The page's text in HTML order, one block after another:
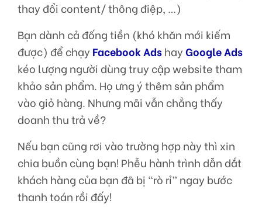
thay đổi content/ thông điệp, …)
Bạn dành cả đống tiền (khó khăn mới kiếm
được) để chạy Facebook AdshayGoogle Ads
kéo lượng người dùng truy cập website tham
khảo sản phẩm. Họ ưng ý thêm sản phẩm
vào giỏ hàng. Nhưng mãi vẫn chẳng thấy
doanh thu trả về?
Nếu bạn cũng rơi vào trường hợp này thì xin
chia buồn cùng bạn! Phễu hành trình dẫn dắt
khách hàng của bạn đã bị “rò rỉ” ngay bước
thanh toán rồi đấy!